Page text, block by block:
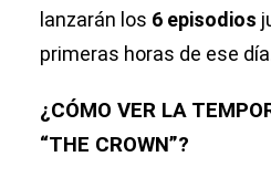
lanzarán los 6 episodios
primeras horas de ese
¿CÓMO VER LA
“THE CROWN”?